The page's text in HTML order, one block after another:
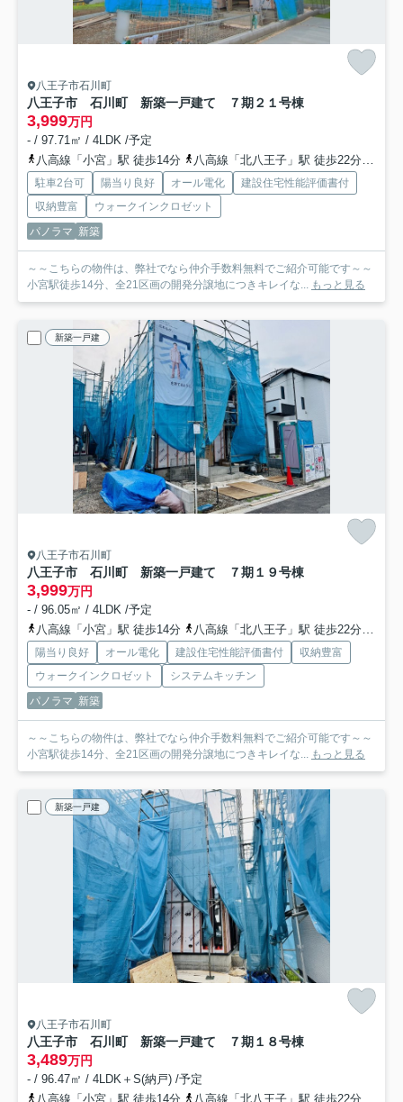
八王子市石川町
八王子市 石川町 新築一戸建て ７期２１号棟
3,999万円
- / 97.71㎡ / 4LDK /予定
八高線「小宮」駅 徒歩14分
八高線「北八王子」駅 徒歩22分
駐車2台可 陽当り良好 オール電化
建設住宅性能評価書付
収納豊富
ウォークインクロゼット
パノラマ 新築
～～こちらの物件は、弊社でなら仲介手数料無料でご紹介可能です～～
小宮駅徒歩14分、全21区画の開発分譲地につきキレイな...
もっと見る
新築一戸建
八王子市石川町
八王子市 石川町 新築一戸建て ７期１９号棟
3,999万円
- / 96.05㎡ / 4LDK /予定
八高線「小宮」駅 徒歩14分
八高線「北八王子」駅 徒歩22分
陽当り良好 オール電化 建設住宅性能評価書付
収納豊富
ウォークインクロゼット
システムキッチン
パノラマ 新築
～～こちらの物件は、弊社でなら仲介手数料無料でご紹介可能です～～
小宮駅徒歩14分、全21区画の開発分譲地につきキレイな...
もっと見る
新築一戸建
八王子市石川町
八王子市 石川町 新築一戸建て ７期 １８号棟
3,489万円
- / 96.47㎡ / 4LDK＋S(納戸) /予定
八高線「小宮」駅 徒歩14分
八高線「北八王子」駅 徒歩22分